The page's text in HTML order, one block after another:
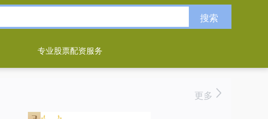
搜索
专业股票配资服务
更多